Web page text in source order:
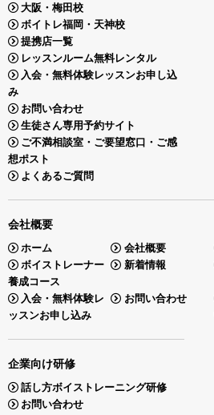
大阪・梅田校
ボイトレ福岡・天神校
提携店一覧
レッスンルーム無料レンタル
入会・無料体験レッスンお申し込
み
お問い合わせ
生徒さん専用予約サイト
ご不満相談室・ご要望窓口・ご感
想ポスト
よくあるご質問
会社概要
ホーム 会社概要
ボイストレーナー
養成コース
新着情報
入会・無料体験レ
ッスンお申し込み
お問い合わせ
企業向け研修
話し方ボイストレーニング研修
お問い合わせ